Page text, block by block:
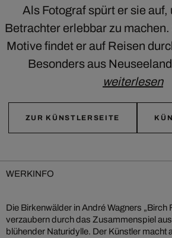
Als Fotograf spürt er sie auf,
Betrachter erlebbar zu
Motive findet er auf Reisen
Besonders aus
weiterlesen
ZUR KÜNSTLERSEITE
WERKINFO
Die Birkenwälder in André Wagners „Birch
verzaubern durch das Zusammenspiel
blühender Naturidylle. Der Künstler macht